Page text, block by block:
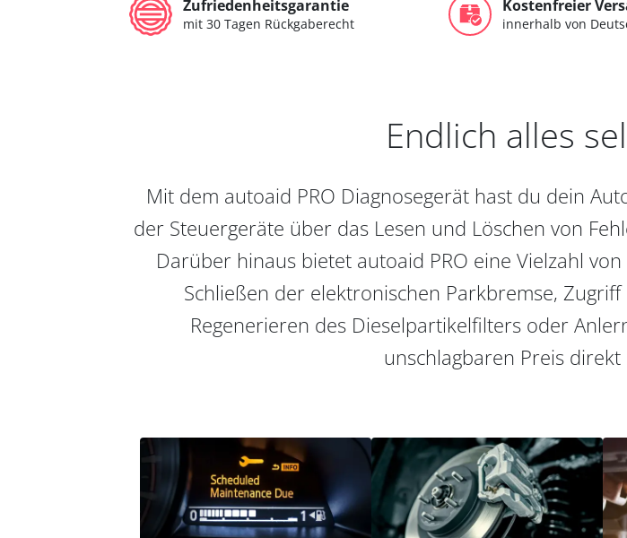
Zufriedenheitsgarantie
mit 30 Tagen Rückgaberecht
Kostenfreier
innerhalb von
Endlich alles
Mit dem autoaid PRO Diagnosegerät hast du dein
der Steuergeräte über das Lesen und Löschen von
Darüber hinaus bietet autoaid PRO eine Vielzahl
Schließen der elektronischen Parkbremse,
Regenerieren des Dieselpartikelfilters oder
unschlagbaren Preis